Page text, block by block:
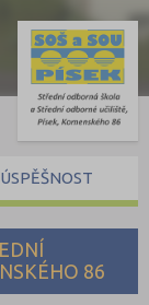
86
ÚSPĚŠNOST